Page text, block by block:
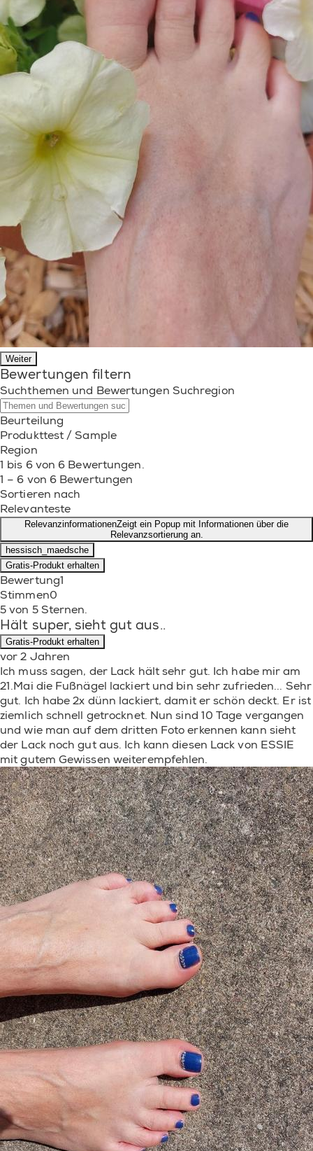
Weiter
Bewertungen filtern
Suchthemen und Bewertungen Suchregion
Beurteilung
Produkttest / Sample
Region
1 bis 6 von 6 Bewertungen.
1 – 6 von 6 Bewertungen
Sortieren nach
Relevanteste
RelevanzinformationenZeigt ein Popup mit Informationen über die
Relevanzsortierung an.
hessisch_maedsche
Gratis-Produkt erhalten
Bewertung1
Stimmen0
5 von 5 Sternen.
Hält super, sieht gut aus..
Gratis-Produkt erhalten
vor 2 Jahren
Ich muss sagen, der Lack hält sehr gut. Ich habe mir am
21.Mai die Fußnägel lackiert und bin sehr zufrieden... Sehr
gut. Ich habe 2x dünn lackiert, damit er schön deckt. Er ist
ziemlich schnell getrocknet. Nun sind 10 Tage vergangen
und wie man auf dem dritten Foto erkennen kann sieht
der Lack noch gut aus. Ich kann diesen Lack von ESSIE
mit gutem Gewissen weiterempfehlen.